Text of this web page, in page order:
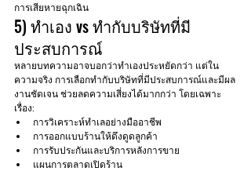
การเสียหายฉุกเฉิน
5) ทำเอง vs ทำกับบริษัทที่มี
ประสบการณ์
หลายบทความอาจบอกว่าทำเองประหยัดกว่า แต่ใน
ความจริง การเลือกทำกับบริษัทที่มีประสบการณ์และมีผล
งานชัดเจน ช่วยลดความเสี่ยงได้มากกว่า โดยเฉพาะ
เรื่อง:
การวิเคราะห์ทำเลอย่างมืออาชีพ
การออกแบบร้านให้ดึงดูดลูกค้า
การรับประกันและบริการหลังการขาย
แผนการตลาดเปิดร้าน